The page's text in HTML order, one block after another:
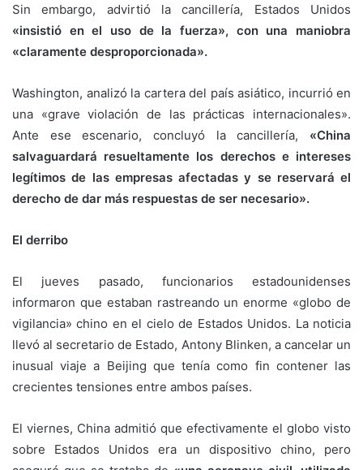
Sin embargo, advirtió la cancillería, Estados Unidos
«insistió en el uso de la fuerza», con una maniobra
«claramente desproporcionada».
Washington, analizó la cartera del país asiático, incurrió en
una «grave violación de las prácticas internacionales».
Ante ese escenario, concluyó la cancillería, «China
salvaguardará resueltamente los derechos e intereses
legítimos de las empresas afectadas y se reservará el
derecho de dar más respuestas de ser necesario».
El derribo
El jueves pasado, funcionarios estadounidenses
informaron que estaban rastreando un enorme «globo de
vigilancia» chino en el cielo de Estados Unidos. La noticia
llevó al secretario de Estado, Antony Blinken, a cancelar un
inusual viaje a Beijing que tenía como fin contener las
crecientes tensiones entre ambos países.
El viernes, China admitió que efectivamente el globo visto
sobre Estados Unidos era un dispositivo chino, pero